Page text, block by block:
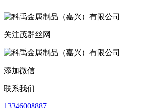
关注茂群丝网
添加微信
联系我们
13346008887